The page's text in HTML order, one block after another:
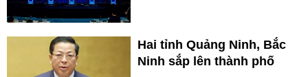
Hai tỉnh Quảng Ninh, Bắc
Ninh sắp lên thành phố